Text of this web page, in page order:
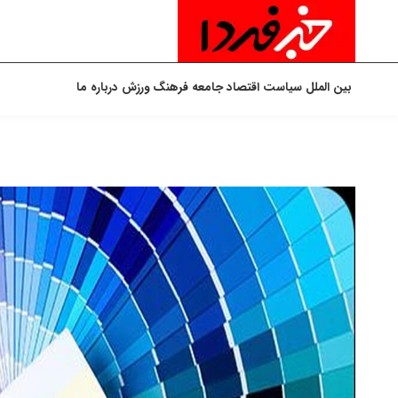
بین الملل سیاست اقتصادجامعه فرهنگورزش درباره ما